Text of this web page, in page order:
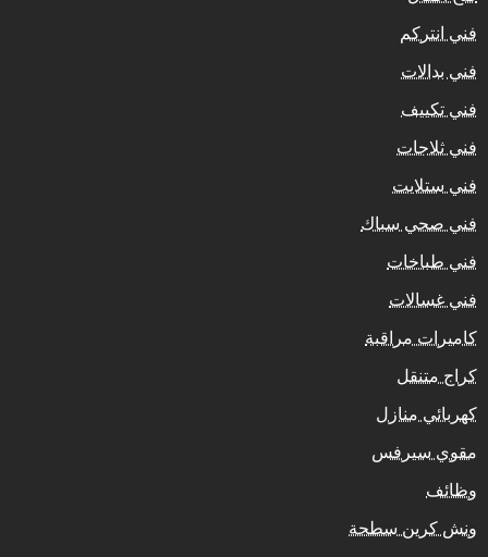
فني انتركم
فني بدالات
فني تكييف
فني ثلاجات
فني ستلايت
فني صحي سباك
فني طباخات
فني غسالات
كاميرات مراقبة
كراج متنقل
كهربائي منازل
مقوي سيرفس
وظائف
ونش كرين سطحة